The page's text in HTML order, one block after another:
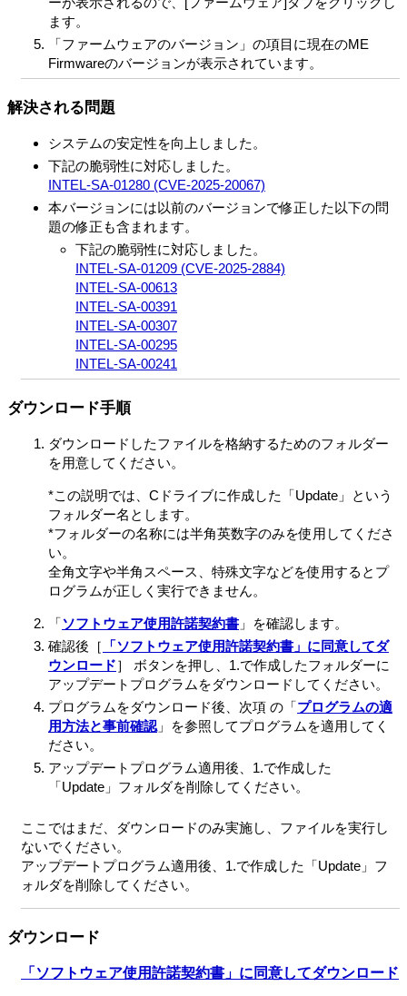
ます。
「ファームウェアのバージョン」の項目に現在のME
Firmwareのバージョンが表示されています。
解決される問題
システムの安定性を向上しました。
下記の脆弱性に対応しました。
INTEL-SA-01280 (CVE-2025-20067)
本バージョンには以前のバージョンで修正した以下の問
題の修正も含まれます。
下記の脆弱性に対応しました。
INTEL-SA-01209 (CVE-2025-2884)
INTEL-SA-00613
INTEL-SA-00391
INTEL-SA-00307
INTEL-SA-00295
INTEL-SA-00241
ダウンロード手順
ダウンロードしたファイルを格納するためのフォルダー
を用意してください。
*この説明では、Cドライブに作成した「Update」という
フォルダー名とします。
*フォルダーの名称には半角英数字のみを使用してくださ
い。
全角文字や半角スペース、特殊文字などを使用するとプ
ログラムが正しく実行できません。
「ソフトウェア使用許諾契約書 」を確認します。
確認後［
「ソフトウェア使用許諾契約書」に同意してダ
ウンロード］ ボタンを押し、1.で作成したフォルダーに
アップデートプログラムをダウンロードしてください。
プログラムをダウンロード後、次項 の「プログラムの適
用方法と事前確認 」を参照してプログラムを適用してく
ださい。
アップデートプログラム適用後、1.で作成した
「Update」フォルダを削除してください。
ここではまだ、ダウンロードのみ実施し、ファイルを実行し
ないでください。
アップデートプログラム適用後、1.で作成した「Update」フ
ォルダを削除してください。
ダウンロード
「ソフトウェア使用許諾契約書」に同意してダウンロード